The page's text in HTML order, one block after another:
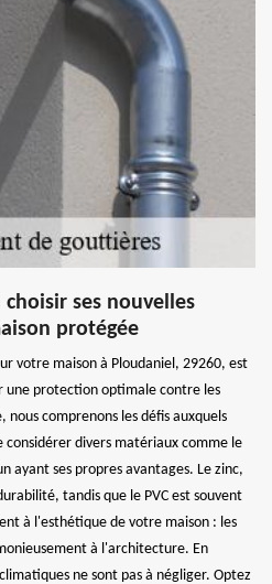
ses nouvelles
protégée
votre maison à Ploudaniel, 29260, est
une protection optimale contre les
nous comprenons les défis auxquels
considérer divers matériaux comme le
ayant ses propres avantages. Le zinc,
tandis que le PVC est souvent
à l'esthétique de votre maison : les
à l'architecture. En
ne sont pas à négliger. Optez